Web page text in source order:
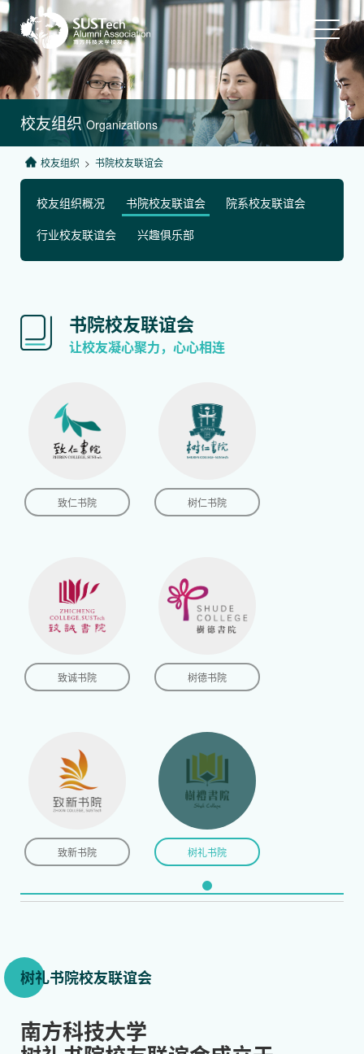
校友组织Organizations
校友组织 > 书院校友联谊会
校友组织概况 书院校友联谊会
院系校友联谊会
行业校友联谊会
兴趣俱乐部
书院校友联谊会
让校友凝心聚力，心心相连
致仁书院 树仁书院
致诚书院 树德书院
致新书院 树礼书院
树礼书院校友联谊会
南方科技大学